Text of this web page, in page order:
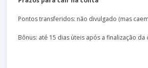
Pontos transferidos: não divulgado (mas
Bônus: até 15 dias úteis após a finalização da